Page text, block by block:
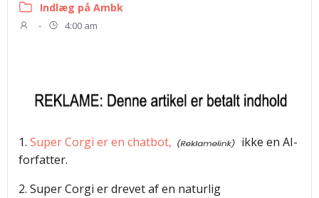
Indlæg på Ambk
- 4:00 am
1. Super Corgi er en chatbot,
ikke en AI-
forfatter.
2. Super Corgi er drevet af en naturlig